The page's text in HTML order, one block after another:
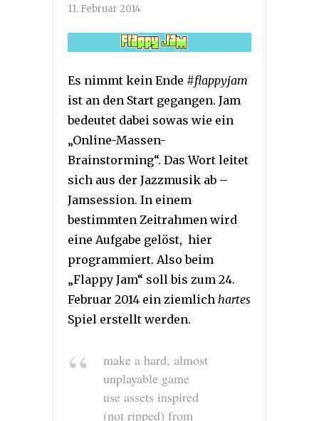
11. Februar 2014
Es nimmt kein Ende #flappyjam
ist an den Start gegangen. Jam
bedeutet dabei sowas wie ein
„Online-Massen-
Brainstorming“. Das Wort leitet
sich aus der Jazzmusik ab –
Jamsession. In einem
bestimmten Zeitrahmen wird
eine Aufgabe gelöst, hier
programmiert. Also beim
„Flappy Jam“ soll bis zum 24.
Februar 2014 ein ziemlich hartes
Spiel erstellt werden.
make a hard, almost
unplayable game
use assets inspired
(not ripped) from